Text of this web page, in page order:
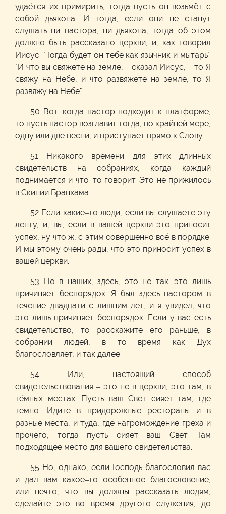
удаётся их примирить, тогда пусть он возьмёт с
собой дьякона. И тогда, если они не станут
слушать ни пастора, ни дьякона, тогда об этом
должно быть рассказано церкви, и, как говорил
Иисус. "Тогда будет он тебе как язычник и мытарь".
"И что вы свяжете на земле, – сказал Иисус, – то Я
свяжу на Небе, и что развяжете на земле, то Я
развяжу на Небе".
50 Вот. когда пастор подходит к платформе,
то пусть пастор возглавит тогда, по крайней мере,
одну или две песни, и приступает прямо к Слову.
51 Никакого времени для этих длинных
свидетельств на собраниях, когда каждый
поднимается и что–то говорит. Это не прижилось
в Скинии Бранхама.
52 Если какие–то люди, если вы слушаете эту
ленту, и, вы, если в вашей церкви это приносит
успех, ну что ж, с этим совершенно всё в порядке.
И мы этому очень рады, что это приносит успех в
вашей церкви.
53 Но в наших, здесь, это не так. это лишь
причиняет беспорядок. Я был здесь пастором в
течение двадцати с лишним лет, и я увидел, что
это лишь причиняет беспорядок. Если у вас есть
свидетельство, то расскажите его раньше, в
собрании людей, в то время как Дух
благословляет, и так далее.
54 Или, настоящий способ
свидетельствования – это не в церкви, это там, в
тёмных местах. Пусть ваш Свет сияет там, где
темно. Идите в придорожные рестораны и в
разные места, и туда, где нагромождение греха и
прочего, тогда пусть сияет ваш Свет. Там
подходящее место для вашего свидетельства.
55 Но, однако, если Господь благословил вас
и дал вам какое–то особенное благословение,
или нечто, что вы должны рассказать людям,
сделайте это во время другого служения, до